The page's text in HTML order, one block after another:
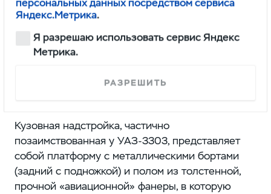
Кузовная надстройка, частично
позаимствованная у УАЗ-3303, представляет
собой платформу с металлическими бортами
(задний с подножкой) и полом из толстенной,
прочной «авиационной» фанеры, в которую
персональных данных посредством сервиса
Яндекс.Метрика.
Я разрешаю использовать сервис Яндекс
Метрика.
РАЗРЕШИТЬ